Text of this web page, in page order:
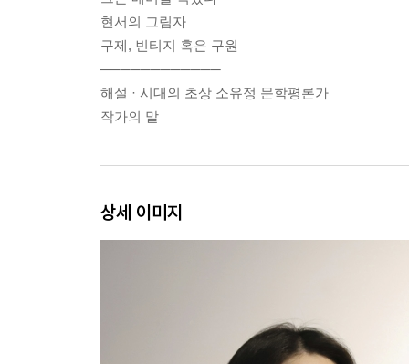
현서의 그림자
구제, 빈티지 혹은 구원
────────────
해설 · 시대의 초상 소유정 문학평론가
작가의 말
상세 이미지